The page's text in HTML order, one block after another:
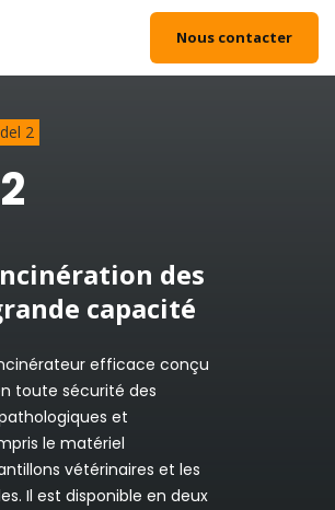
Nous contacter
2
des
capacité
efficace conçu
toute sécurité des
et
le matériel
vétérinaires et les
Il est disponible en deux